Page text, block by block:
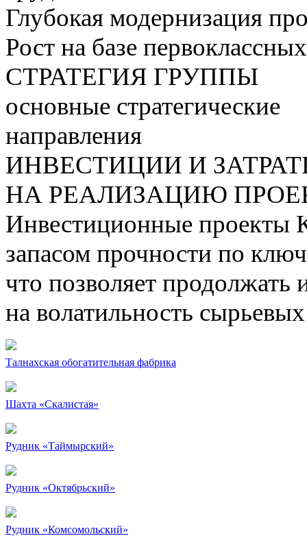
Глубокая модернизация
Рост на базе
СТРАТЕГИЯ ГРУППЫ
основные стратегические
направления
ИНВЕСТИЦИИ И
НА РЕАЛИЗАЦИЮ
Инвестиционные проекты
запасом прочности по
что позволяет продолжать
на волатильность
Талнахская обогатительная фабрика
Шахта «Скалистая»
Рудник «Таймырский»
Рудник «Октябрьский»
Рудник «Комсомольский»